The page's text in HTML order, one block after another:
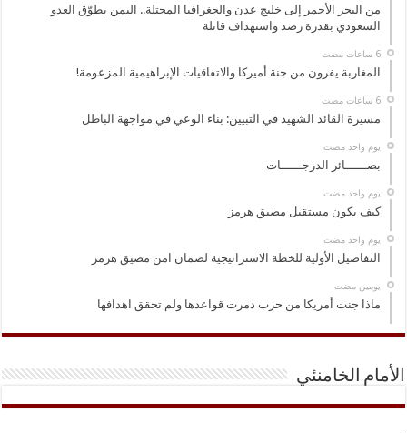
من البحر الأحمر إلى خليج عدن والجغرافيا المحتلة.. اليمن يطوّق العدو
السعودي بقدرة رصد واستهداف قاتلة
‏6 ساعات مضت
المغاربة يفرون من جنة أميركا والاتفاقيات الإبراهيمية المزعومة!
‏6 ساعات مضت
مسيرة القائد الشهيد في التبيين: بناء الوعي في مواجهة الباطل
‏يوم واحد مضت
بصــــــائر الدرجــــــات
‏يوم واحد مضت
كيف يكون مستقبل مضيق هرمز
‏يوم واحد مضت
التفاصيل الأولية للخطة الاستراتيجية لضمان امن مضيق هرمز
‏يومين مضت
ماذا جنت أمريكا من حرب دمرت قواعدها ولم تحقق اهدافها
الأمام الخامنئي